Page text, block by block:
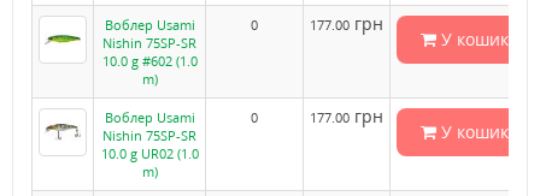
Воблер Usami
Nishin 75SP-SR
10.0 g #602 (1.0
m)
0 177.00 грн
У кошик
Воблер Usami
Nishin 75SP-SR
10.0 g UR02 (1.0
m)
0 177.00 грн
У кошик